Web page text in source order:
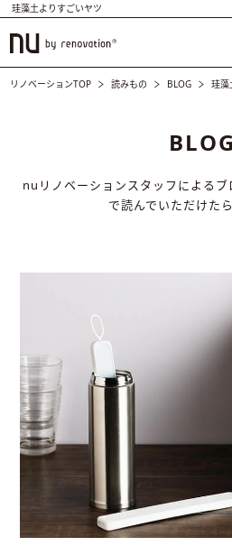
珪藻土よりすごいヤツ
リノベーションTOP 読みもの BLOG 珪藻
BLOG
nuリノベーションスタッフによるブ
で読んでいただけた